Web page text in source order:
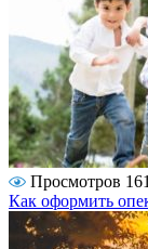
Просмотров
Как оформить